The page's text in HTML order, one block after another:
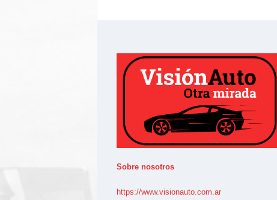
Sobre nosotros
https://www.visionauto.com.ar